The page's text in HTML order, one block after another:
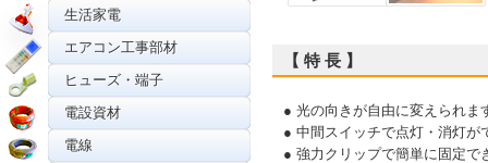
生活家電
エアコン工事部材
ヒューズ・端子
電設資材
電線
【 特 長 】
● 光の向きが自由に変えられま
● 中間スイッチで点灯・消灯が
● 強力クリップで簡単に固定で